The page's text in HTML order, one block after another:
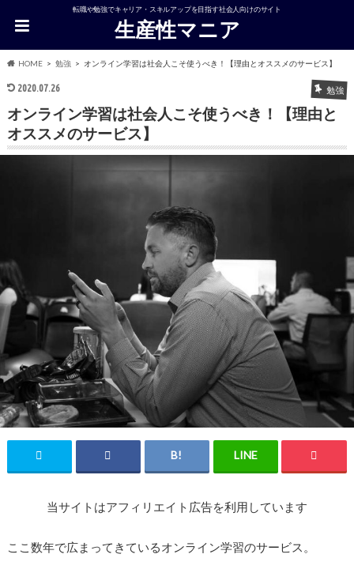
転職や勉強でキャリア・スキルアップを目指す社会人向けのサイト
生産性マニア
HOME 勉強 オンライン学習は社会人こそ使うべき！【理由とオススメのサービス】
2020.07.26 勉強
オンライン学習は社会人こそ使うべき！【理由と
オススメのサービス】
当サイトはアフィリエイト広告を利用しています
ここ数年で広まってきているオンライン学習のサービス。